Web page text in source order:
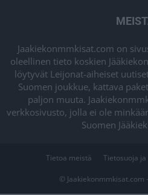
Jaakiekonmmkisat.com on
oleellinen tieto koskien
löytyvät Leijonat-aiheiset
Suomen joukkue, kattava
paljon muuta.
verkkosivusto, jolla ei ole
Suomen
Tietoa meistä Tietosuoja
© Jaakiekonmmkisat.com